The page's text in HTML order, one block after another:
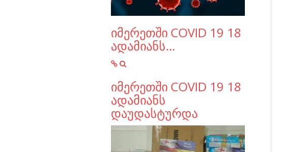
იმერეთში COVID 19 18
ადამიანს…
იმერეთში COVID 19 18
ადამიანს
დაუდასტურდა